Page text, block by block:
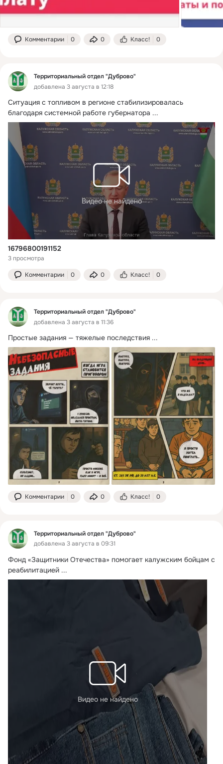
Комментарии 0 0 Класс! 0
Территориальный отдел "Дуброво"
добавлена 3 августа в 12:18
Ситуация с топливом в регионе стабилизировалась
благодаря системной работе губернатора ...
Видео не найдено
16796800191152
3 просмотра
Комментарии 0 0 Класс! 0
Территориальный отдел "Дуброво"
добавлена 3 августа в 11:36
Простые задания — тяжелые последствия ...
Комментарии 0 0 Класс! 0
Территориальный отдел "Дуброво"
добавлена 3 августа в 09:31
Фонд «Защитники Отечества» помогает калужским бойцам с
реабилитацией ...
Видео не найдено